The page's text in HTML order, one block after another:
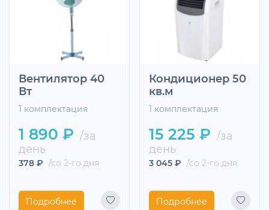
Вентилятор 40
Вт
1 комплектация
1 890 ₽ /за
день
378 ₽ /со 2-го дня
Подробнее
Кондиционер 50
кв.м
1 комплектация
15 225 ₽ /за
день
3 045 ₽ /со 2-го дня
Подробнее